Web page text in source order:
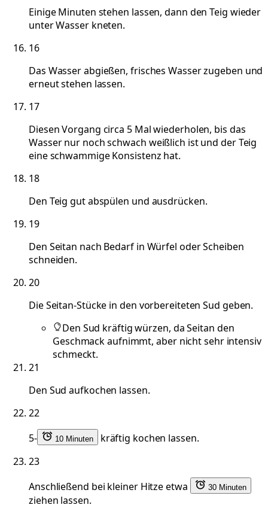
Einige Minuten stehen lassen, dann den Teig wieder
unter Wasser kneten.
16
Das Wasser abgießen, frisches Wasser zugeben und
erneut stehen lassen.
17
Diesen Vorgang circa 5 Mal wiederholen, bis das
Wasser nur noch schwach weißlich ist und der Teig
eine schwammige Konsistenz hat.
18
Den Teig gut abspülen und ausdrücken.
19
Den Seitan nach Bedarf in Würfel oder Scheiben
schneiden.
20
Die Seitan-Stücke in den vorbereiteten Sud geben.
Den Sud kräftig würzen, da Seitan den
Geschmack aufnimmt, aber nicht sehr intensiv
schmeckt.
21
Den Sud aufkochen lassen.
22
5-
10 Minuten
kräftig kochen lassen.
23
Anschließend bei kleiner Hitze etwa
30 Minuten
ziehen lassen.